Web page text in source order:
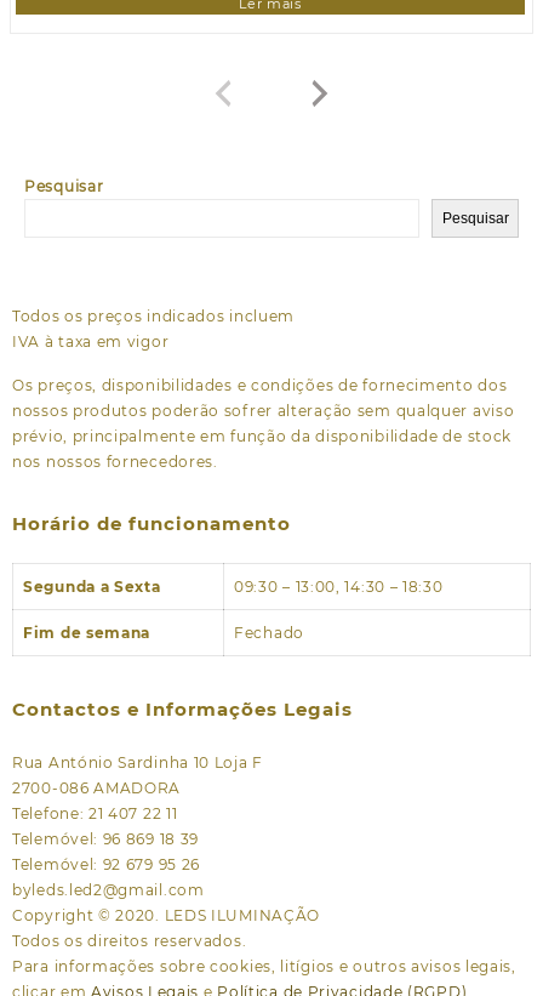
Pesquisar
Pesquisar
Ler mais
Todos os preços indicados incluem
IVA à taxa em vigor
Os preços, disponibilidades e condições de fornecimento dos
nossos produtos poderão sofrer alteração sem qualquer aviso
prévio, principalmente em função da disponibilidade de stock
nos nossos fornecedores.
Horário de funcionamento
Segunda a Sexta 09:30 – 13:00, 14:30 – 18:30
Fim de semana Fechado
Contactos e Informações Legais
Rua António Sardinha 10 Loja F
2700-086 AMADORA
Telefone: 21 407 22 11
Telemóvel: 96 869 18 39
Telemóvel: 92 679 95 26
byleds.led2@gmail.com
Copyright © 2020. LEDS ILUMINAÇÃO
Todos os direitos reservados.
Para informações sobre cookies, litígios e outros avisos legais,
clicar em Avisos Legais e Política de Privacidade (RGPD)